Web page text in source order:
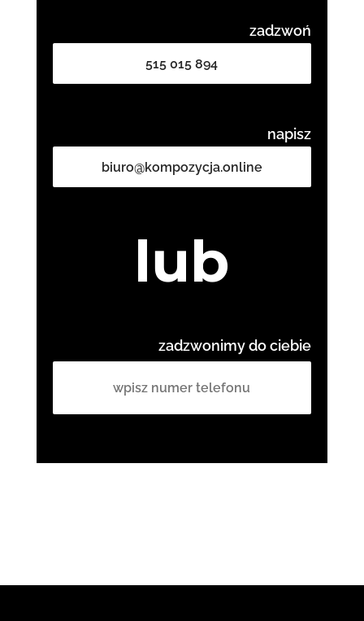
zadzwoń
515 015 894
napisz
biuro@kompozycja.online
lub
zadzwonimy do ciebie